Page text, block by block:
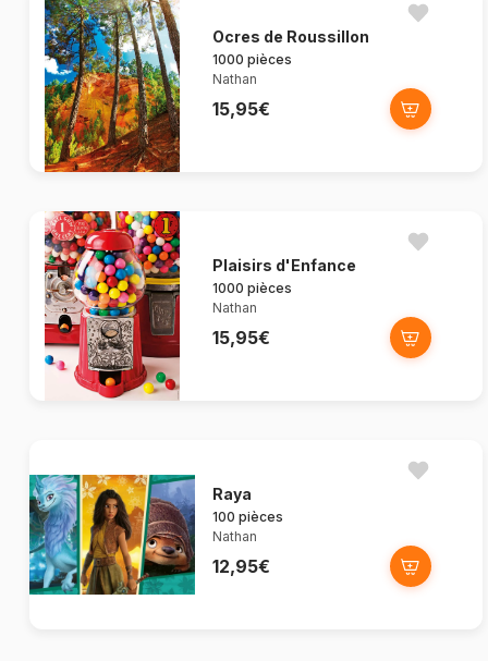
Ocres de Roussillon
1000 pièces
Nathan
15,95€
Plaisirs d'Enfance
1000 pièces
Nathan
15,95€
Raya
100 pièces
Nathan
12,95€